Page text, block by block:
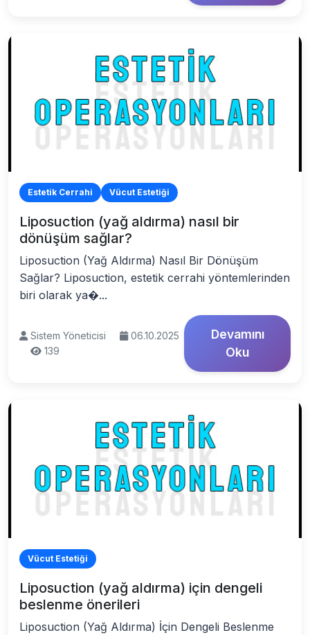
Estetik Cerrahi Vücut Estetiği
Liposuction (yağ aldırma) nasıl bir
dönüşüm sağlar?
Liposuction (Yağ Aldırma) Nasıl Bir Dönüşüm
Sağlar? Liposuction, estetik cerrahi yöntemlerinden
biri olarak ya�...
Sistem Yöneticisi
06.10.2025
139
Devamını
Oku
Vücut Estetiği
Liposuction (yağ aldırma) için dengeli
beslenme önerileri
Liposuction (Yağ Aldırma) İçin Dengeli Beslenme